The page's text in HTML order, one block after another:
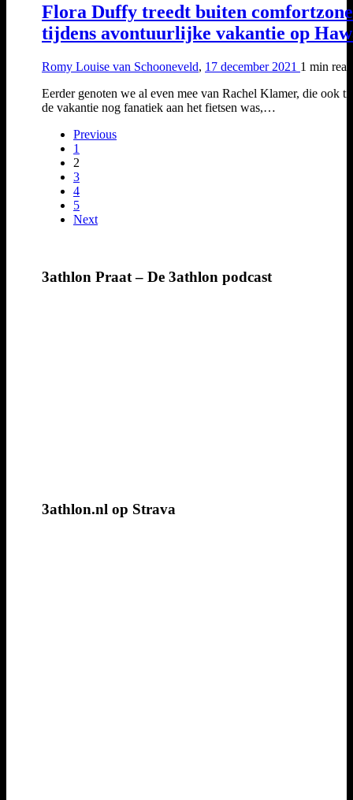
Flora Duffy treedt buiten comfortzone
tijdens avontuurlijke vakantie op
Romy Louise van Schooneveld, 17 december 2021 1 min read
Eerder genoten we al even mee van Rachel Klamer, die ook
de vakantie nog fanatiek aan het fietsen was,…
Previous
1
2
3
4
5
Next
3athlon Praat – De 3athlon podcast
3athlon.nl op Strava